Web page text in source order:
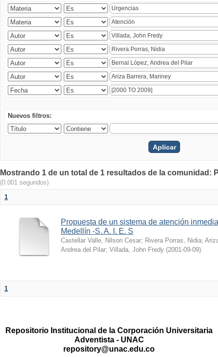
Nuevos filtros:
Mostrando 1 de un total de 1 resultados de la comunidad:
(0.001 segundos)
1
Propuesta de un sistema de atención
Medellín -S. A. I. E. S
Castellar Valle, Nilson Cesar; Rivera Porras, Nidia;
Andrea del Pilar; Villada, John Fredy (2001-09-09)
1
Repositorio Institucional de la Corporación Universitaria
Adventista - UNAC
repository@unac.edu.co